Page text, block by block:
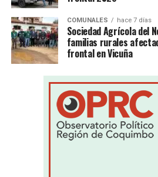
COMUNALES hace 7 días
Sociedad Agrícola del
familias rurales
frontal en Vicuña